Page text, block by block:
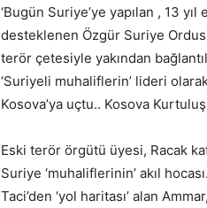
‘Bugün Suriye’ye yapılan , 13 yıl
desteklenen Özgür Suriye
terör çetesiyle yakından
‘Suriyeli muhaliflerin’ lideri
Kosova’ya uçtu.. Kosova
Eski terör örgütü üyesi, Racak
Suriye ‘muhaliflerinin’ akıl hocası.
Taci’den ‘yol haritası’ alan